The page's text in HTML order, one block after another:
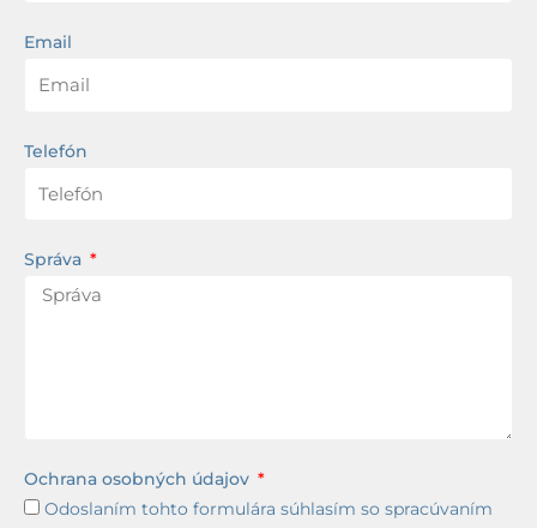
Email
Telefón
Správa
Ochrana osobných údajov
Odoslaním tohto formulára súhlasím so spracúvaním